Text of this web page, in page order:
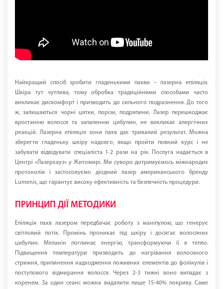
Найкращий спосіб зробити гладенькими пахви – лазерна епіляція.
Шкіра тут чутлива, тому обробка традиційними способами часто
викликає дискомфорт і призводить до сильного подразнення. До того
ж, залишаються чорні цятки, порізи, подряпини. Лазер перешкоджає
вростанню волосся та запаленню цибулин, не викликає алергічних
реакцій. Лазерна епіляція зони пахв дає тривалий результат. Можна
зберегти гладеньку шкіру надовго, якщо пройти повний курс і не
забувати відвідувати спеціаліста 1-2 рази на рік. Послуга надається в
Центрі «Лазерхауз» у Житомирі. Ми суворо дотримуємось міжнародих
протоколів і застосовуємо діодний лазер американського бренду
Lumenis, що гарантує високу ефективність та безпечність процедури.
ПРИНЦИП ДІЇ МЕТОДИКИ
Епіляція пахв лазером передбачає роботу з маніпулою, що генерує
світловий потік. Промінь проникає під шкіру і досягає волосяних
цибулин. Меланін поглинає енергію, трансформуючи її в тепло.
Підвищення температури призводить до нагрівання волосяного
стрижня, припинення надходження поживних елементів до фолікулів і
поступового відмирання волосся. Через 2-3 тижні воно випадає з
коренем. За один сеанс можна видалити лише 15-40% покриву. Саме